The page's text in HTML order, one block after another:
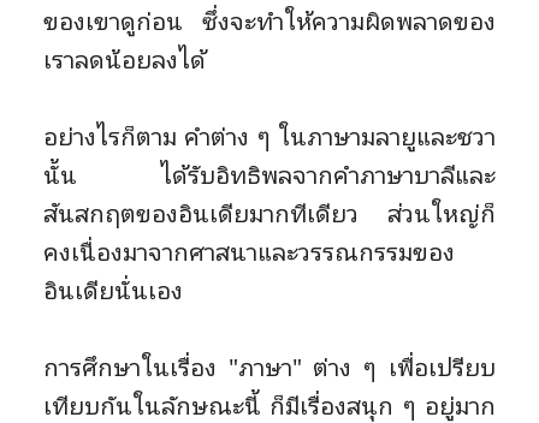
ของเขาดูก่อน ซึ่งจะทำให้ความผิดพลาดของ
เราลดน้อยลงได้
อย่างไรก็ตาม คำต่าง ๆ ในภาษามลายูและชวา
นั้น ได้รับอิทธิพลจากคำภาษาบาลีและ
สันสกฤตของอินเดียมากทีเดียว ส่วนใหญ่ก็
คงเนื่องมาจากศาสนาและวรรณกรรมของ
อินเดียนั่นเอง
การศึกษาในเรื่อง "ภาษา" ต่าง ๆ เพื่อเปรียบ
เทียบกันในลักษณะนี้ ก็มีเรื่องสนุก ๆ อยู่มาก